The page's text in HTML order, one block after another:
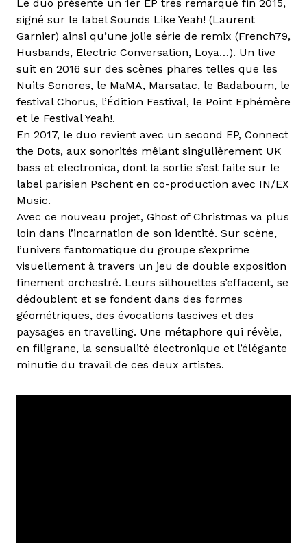
Le duo présente un 1er EP très remarqué fin 2015,
signé sur le label Sounds Like Yeah! (Laurent
Garnier) ainsi qu’une jolie série de remix (French79,
Husbands, Electric Conversation, Loya…). Un live
suit en 2016 sur des scènes phares telles que les
Nuits Sonores, le MaMA, Marsatac, le Badaboum, le
festival Chorus, l’Édition Festival, le Point Ephémère
et le Festival Yeah!.
En 2017, le duo revient avec un second EP, Connect
the Dots, aux sonorités mêlant singulièrement UK
bass et electronica, dont la sortie s’est faite sur le
label parisien Pschent en co-production avec IN/EX
Music.
Avec ce nouveau projet, Ghost of Christmas va plus
loin dans l’incarnation de son identité. Sur scène,
l’univers fantomatique du groupe s’exprime
visuellement à travers un jeu de double exposition
finement orchestré. Leurs silhouettes s’effacent, se
dédoublent et se fondent dans des formes
géométriques, des évocations lascives et des
paysages en travelling. Une métaphore qui révèle,
en filigrane, la sensualité électronique et l’élégante
minutie du travail de ces deux artistes.